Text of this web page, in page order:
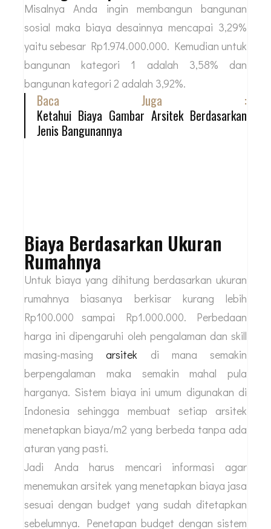
Misalnya Anda ingin membangun bangunan
sosial maka biaya desainnya mencapai 3,29%
yaitu sebesar Rp1.974.000.000. Kemudian untuk
bangunan kategori 1 adalah 3,58% dan
bangunan kategori 2 adalah 3,92%.
Baca Juga :
Ketahui Biaya Gambar Arsitek Berdasarkan
Jenis Bangunannya
Biaya Berdasarkan Ukuran
Rumahnya
Untuk biaya yang dihitung berdasarkan ukuran
rumahnya biasanya berkisar kurang lebih
Rp100.000 sampai Rp1.000.000. Perbedaan
harga ini dipengaruhi oleh pengalaman dan skill
masing-masingarsitekdi mana semakin
berpengalaman maka semakin mahal pula
harganya. Sistem biaya ini umum digunakan di
Indonesia sehingga membuat setiap arsitek
menetapkan biaya/m2 yang berbeda tanpa ada
aturan yang pasti.